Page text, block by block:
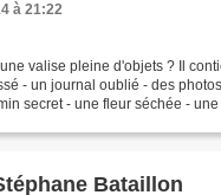
à 21:22
valise pleine d'objets ? Il
- un journal oublié - des
secret - une fleur séchée -
Bataillon